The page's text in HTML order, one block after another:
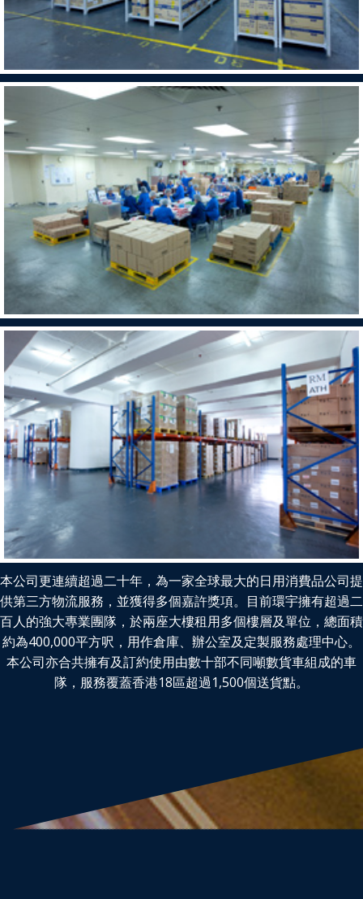
本公司更連續超過二十年，為一家全球最大的日用消費品公司提
供第三方物流服務，並獲得多個嘉許獎項。目前環宇擁有超過二
百人的強大專業團隊，於兩座大樓租用多個樓層及單位，總面積
約為400,000平方呎，用作倉庫、辦公室及定製服務處理中心。
本公司亦合共擁有及訂約使用由數十部不同噸數貨車組成的車
隊，服務覆蓋香港18區超過1,500個送貨點。